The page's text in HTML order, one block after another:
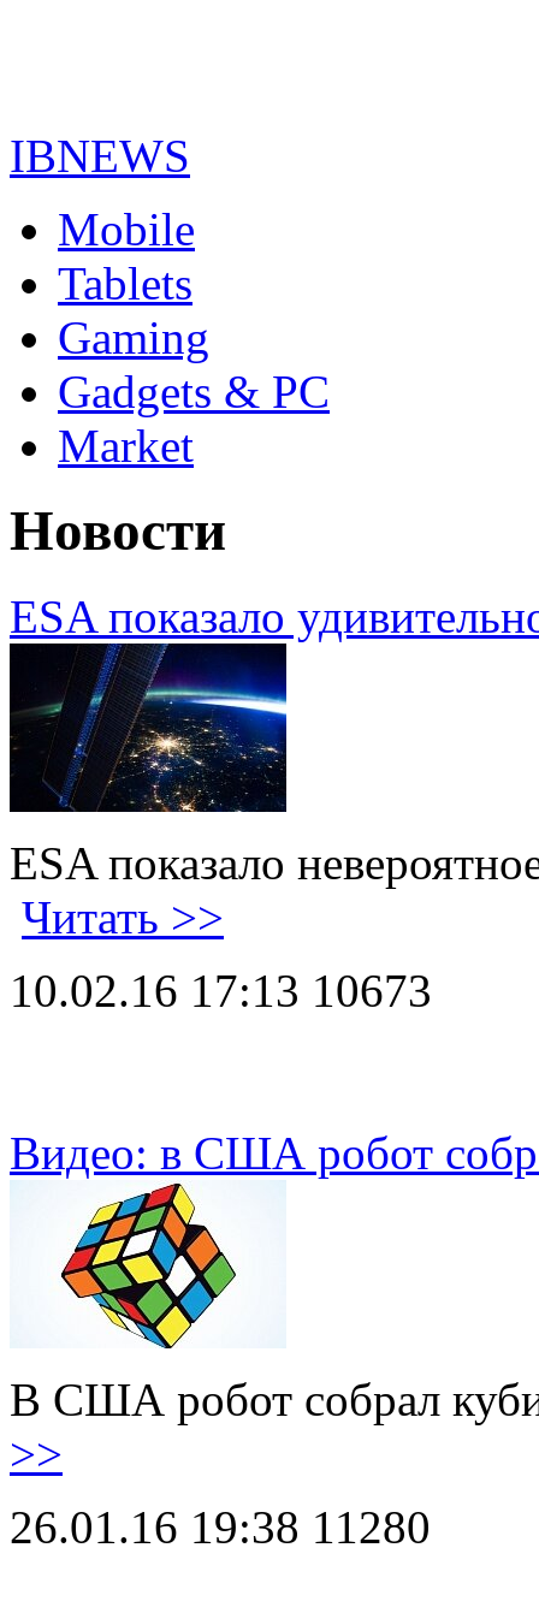
IBNEWS
Mobile
Tablets
Gaming
Gadgets & PC
Market
Новости
ESA показало
ESA показало
Читать >>
10.02.16 17:13 10673
Видео: в США робот
В США робот собрал
>>
26.01.16 19:38 11280